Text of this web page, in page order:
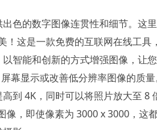
色的数字图像连贯性和细节。这
这是一款免费的互联网在线工具
智能和创新的方式增强图像，让
幕显示或改善低分辨率图像的质
到 4K，同时可以将照片放大至 8
，即使像素为 3000 x 3000，这